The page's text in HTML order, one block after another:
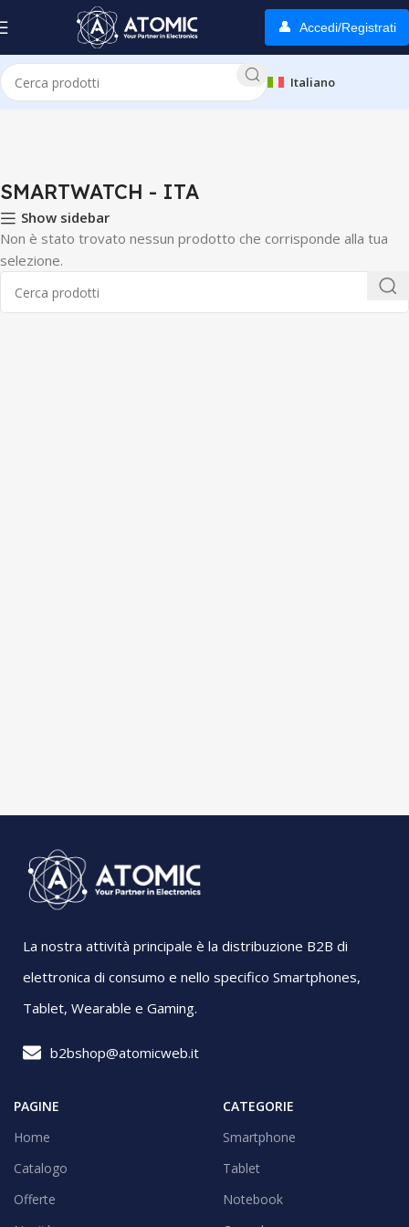
Accedi/Registrati
Italiano
Home SMARTWATCH - ITA
SMARTWATCH - ITA
Show sidebar
Non è stato trovato nessun prodotto che corrisponde alla tua
selezione.
La nostra attività principale è la distribuzione B2B di
elettronica di consumo e nello specifico Smartphones,
Tablet, Wearable e Gaming.
b2bshop@atomicweb.it
PAGINE
Home
Catalogo
Offerte
CATEGORIE
Smartphone
Tablet
Notebook